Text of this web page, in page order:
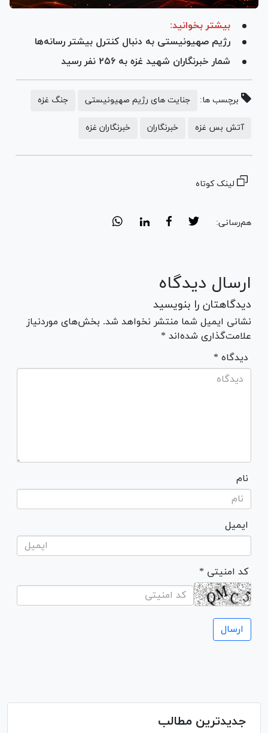
بیشتر بخوانید:
رژیم صهیونیستی به دنبال کنترل بیشتر رسانه‌ها
شمار خبرنگاران شهید غزه به ۲۵۶ نفر رسید
برچسب ها: جنایت های رژیم صهیونیستی جنگ غزه
آتش بس غزه خبرنگاران خبرنگاران غزه
لینک کوتاه
هم‌رسانی:
ارسال دیدگاه
دیدگاهتان را بنویسید
نشانی ایمیل شما منتشر نخواهد شد. بخش‌های موردنیاز
علامت‌گذاری شده‌اند *
* دیدگاه
نام
ایمیل
* کد امنیتی
جدیدترین مطالب